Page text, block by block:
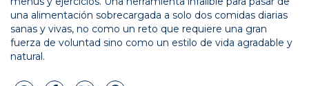
una alimentación sobrecargada a solo dos comidas diarias
sanas y vivas, no como un reto que requiere una gran
fuerza de voluntad sino como un estilo de vida agradable y
natural.